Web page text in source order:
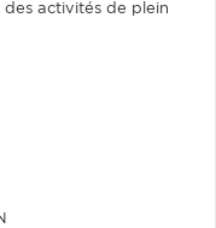
des activités de plein